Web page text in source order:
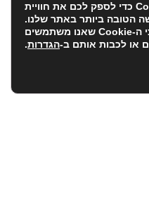
אנו משתמשים בקובצי Cookie כדי לספק לכם את חוויית
הטובה ביותר באתר שלנו.
תוכלו למצוא מידע נוסף על קובצי ה-Cookie שאנו משתמשים
או לכבות אותם ב-הגדרות.